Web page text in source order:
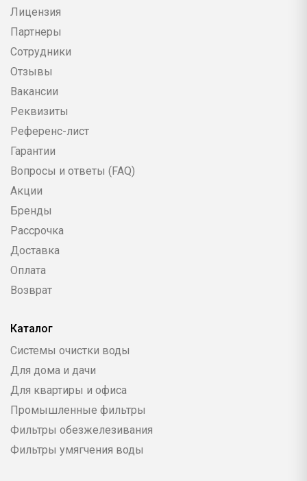
Лицензия
Партнеры
Сотрудники
Отзывы
Вакансии
Реквизиты
Референс-лист
Гарантии
Вопросы и ответы (FAQ)
Акции
Бренды
Рассрочка
Доставка
Оплата
Возврат
Каталог
Системы очистки воды
Для дома и дачи
Для квартиры и офиса
Промышленные фильтры
Фильтры обезжелезивания
Фильтры умягчения воды